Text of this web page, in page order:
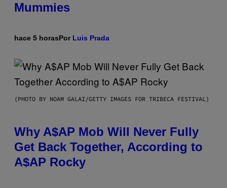
Mummies
hace 5 horasPor Luis Prada
(PHOTO BY NOAM GALAI/GETTY IMAGES FOR TRIBECA FESTIVAL)
Why A$AP Mob Will Never Fully
Get Back Together, According to
A$AP Rocky